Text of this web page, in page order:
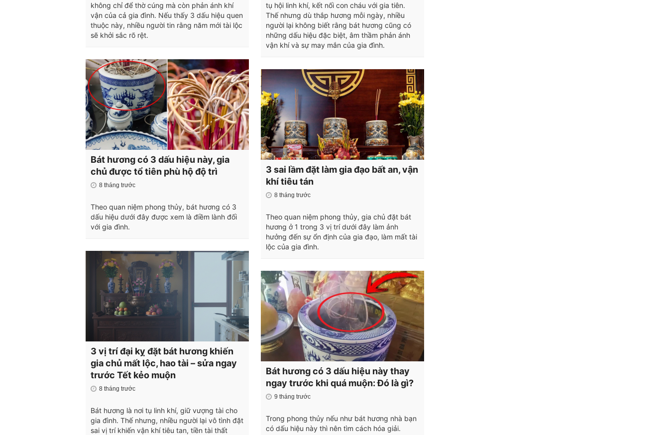
không chỉ để thờ cúng mà còn phản ánh khí
vận của cả gia đình. Nếu thấy 3 dấu hiệu quen
thuộc này, nhiều người tin rằng năm mới tài lộc
sẽ khởi sắc rõ rệt.
Bát hương có 3 dấu hiệu này, gia
chủ được tổ tiên phù hộ độ trì
8 tháng trước
Theo quan niệm phong thủy, bát hương có 3
dấu hiệu dưới đây được xem là điềm lành đối
với gia đình.
3 vị trí đại kỵ đặt bát hương khiến
gia chủ mất lộc, hao tài – sửa ngay
trước Tết kẻo muộn
8 tháng trước
Bát hương là nơi tụ linh khí, giữ vượng tài cho
gia đình. Thế nhưng, nhiều người lại vô tình đặt
sai vị trí khiến vận khí tiêu tan, tiền tài thất
tụ hội linh khí, kết nối con cháu với gia tiên.
Thế nhưng dù thắp hương mỗi ngày, nhiều
người lại không biết rằng bát hương cũng có
những dấu hiệu đặc biệt, âm thầm phản ánh
vận khí và sự may mắn của gia đình.
3 sai lầm đặt làm gia đạo bất an, vận
khí tiêu tán
8 tháng trước
Theo quan niệm phong thủy, gia chủ đặt bát
hương ở 1 trong 3 vị trí dưới đây làm ảnh
hưởng đến sự ổn định của gia đạo, làm mất tài
lộc của gia đình.
Bát hương có 3 dấu hiệu này thay
ngay trước khi quá muộn: Đó là gì?
9 tháng trước
Trong phong thủy nếu như bát hương nhà bạn
có dấu hiệu này thì nên tìm cách hóa giải.